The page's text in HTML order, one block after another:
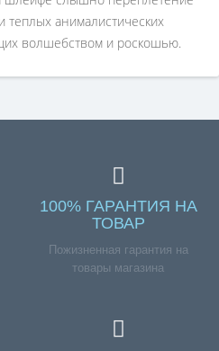
теплых анималистических
волшебством и роскошью.
100% ГАРАНТИЯ НА
ТОВАР
Пожизненная гарантия на
товары магазина